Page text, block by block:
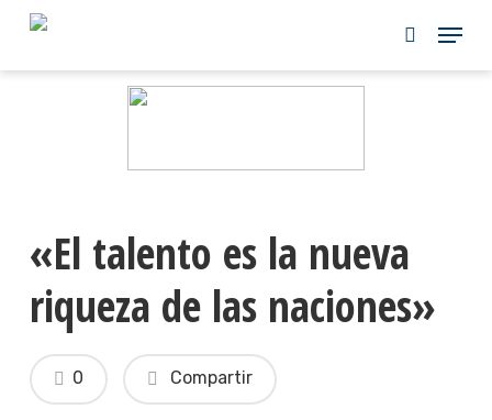
Skip
«El talento es la nueva
riqueza de las naciones»
Compartir
0